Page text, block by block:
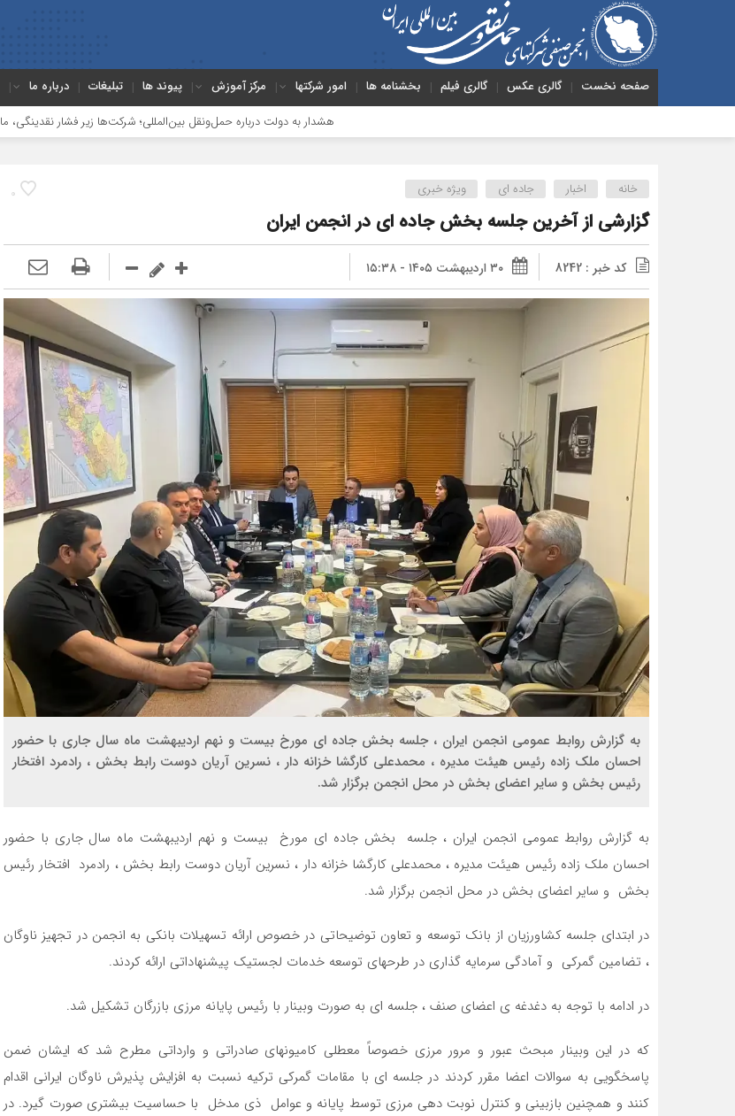
صفحه نخست گالری عکس گالری فیلم بخشنامه ها امور شرکتها مرکز آموزش پیوند ها تبلیغات درباره ما
هشدار به دولت درباره حمل‌ونقل بین‌المللی؛ شرکت‌ها زیر فشار نقدینگی، مالیات و افت عملیات
0 خانه اخبار جاده ای ویژه خبری
گزارشی از آخرین جلسه بخش جاده ای در انجمن ایران
کد خبر : 8242 ۳۰ اردیبهشت ۱۴۰۵ - ۱۵:۳۸
به گزارش روابط عمومی انجمن ایران ، جلسه بخش جاده ای مورخ بیست و نهم اردیبهشت ماه سال جاری با حضور
احسان ملک زاده رئیس هیئت مدیره ، محمدعلی کارگشا خزانه دار ، نسرین آریان دوست رابط بخش ، رادمرد افتخار
رئیس بخش و سایر اعضای بخش در محل انجمن برگزار شد.
به گزارش روابط عمومی انجمن ایران ، جلسه بخش جاده ای مورخ بیست و نهم اردیبهشت ماه سال جاری با حضور
احسان ملک زاده رئیس هیئت مدیره ، محمدعلی کارگشا خزانه دار ، نسرین آریان دوست رابط بخش ، رادمرد افتخار رئیس
بخش و سایر اعضای بخش در محل انجمن برگزار شد.
در ابتدای جلسه کشاورزیان از بانک توسعه و تعاون توضیحاتی در خصوص ارائه تسهیلات بانکی به انجمن در تجهیز ناوگان
، تضامین گمرکی و آمادگی سرمایه گذاری در طرحهای توسعه خدمات لجستیک پیشنهاداتی ارائه کردند.
در ادامه با توجه به دغدغه ی اعضای صنف ، جلسه ای به صورت وبینار با رئیس پایانه مرزی بازرگان تشکیل شد.
که در این وبینار مبحث عبور و مرور مرزی خصوصاً معطلی کامیونهای صادراتی و وارداتی مطرح شد که ایشان ضمن
پاسخگویی به سوالات اعضا مقرر کردند در جلسه ای با مقامات گمرکی ترکیه نسبت به افزایش پذیرش ناوگان ایرانی اقدام
کنند و همچنین بازبینی و کنترل نوبت دهی مرزی توسط پایانه و عوامل ذی مدخل با حساسیت بیشتری صورت گیرد. در